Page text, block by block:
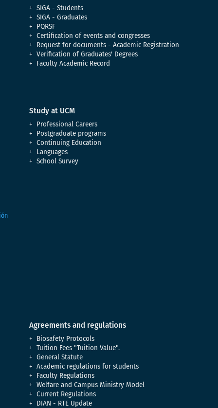
SIGA - Students
SIGA - Graduates
PQRSF
Certification of events and congresses
Request for documents - Academic Registration
Verification of Graduates' Degrees
Faculty Academic Record
Study at UCM
Professional Careers
Postgraduate programs
Continuing Education
Languages
School Survey
Agreements and regulations
Biosafety Protocols
Tuition Fees "Tuition Value".
General Statute
Academic regulations for students
Faculty Regulations
Welfare and Campus Ministry Model
Current Regulations
DIAN - RTE Update